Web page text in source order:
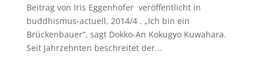
Beitrag von Iris Eggenhofer veröffentlicht in
buddhismus-actuell, 2014/4 . „Ich bin ein
Brückenbauer“, sagt Dokko-An Kokugyo Kuwahara.
Seit Jahrzehnten beschreitet der...